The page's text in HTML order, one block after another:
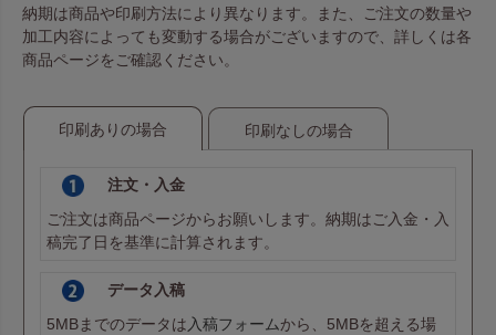
納期は商品や印刷方法により異なります。また、ご注文の数量や
加工内容によっても変動する場合がございますので、詳しくは各
商品ページをご確認ください。
印刷ありの場合 印刷なしの場合
注文・入金
ご注文は商品ページからお願いします。納期はご入金・入
稿完了日を基準に計算されます。
データ入稿
5MBまでのデータは入稿フォームから、5MBを超える場